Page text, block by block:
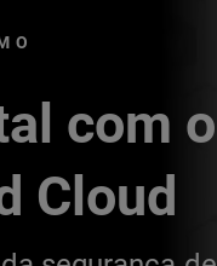
com o
Cloud